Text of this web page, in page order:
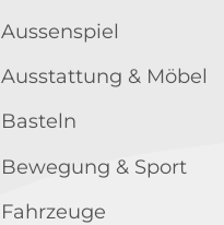
Aussenspiel
Ausstattung & Möbel
Basteln
Bewegung & Sport
Fahrzeuge